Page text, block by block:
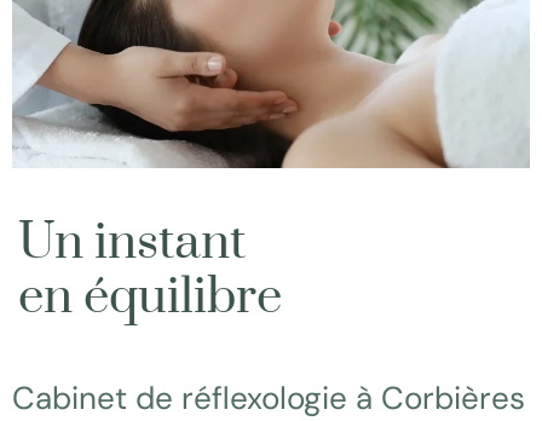
Un instant
en équilibre
Cabinet de réflexologie à Corbières